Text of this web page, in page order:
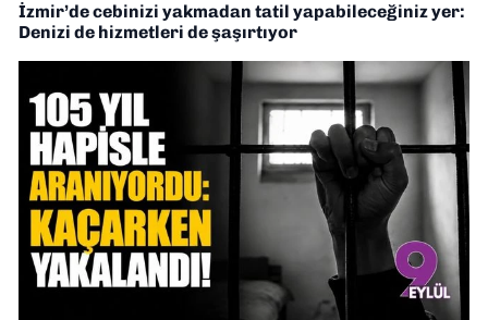
İzmir’de cebinizi yakmadan tatil yapabileceğiniz yer:
Denizi de hizmetleri de şaşırtıyor